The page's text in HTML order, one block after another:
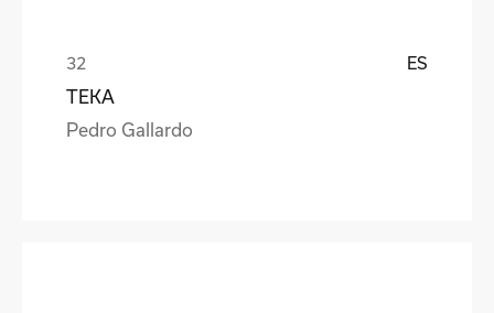
ES
TEKA
Pedro Gallardo